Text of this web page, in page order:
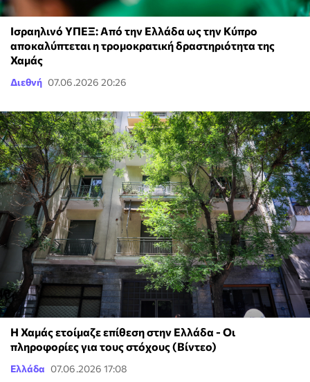
Ισραηλινό ΥΠΕΞ: Από την Ελλάδα ως την Κύπρο
αποκαλύπτεται η τρομοκρατική δραστηριότητα της
Χαμάς
Διεθνή 07.06.2026 20:26
Η Χαμάς ετοίμαζε επίθεση στην Ελλάδα - Οι
πληροφορίες για τους στόχους (Βίντεο)
Ελλάδα 07.06.2026 17:08